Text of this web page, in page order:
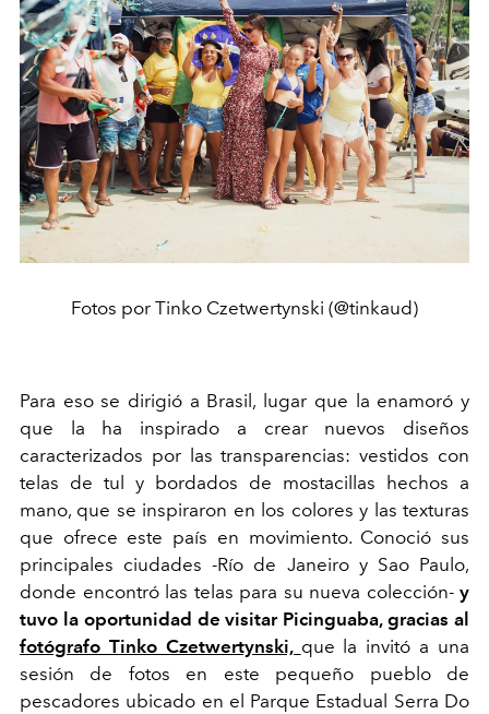
Fotos por Tinko Czetwertynski (@tinkaud)
Para eso se dirigió a Brasil, lugar que la enamoró y
que la ha inspirado a crear nuevos diseños
caracterizados por las transparencias: vestidos con
telas de tul y bordados de mostacillas hechos a
mano, que se inspiraron en los colores y las texturas
que ofrece este país en movimiento. Conoció sus
principales ciudades -Río de Janeiro y Sao Paulo,
donde encontró las telas para su nueva colección- y
tuvo la oportunidad de visitar Picinguaba, gracias al
fotógrafo Tinko Czetwertynski, que la invitó a una
sesión de fotos en este pequeño pueblo de
pescadores ubicado en el Parque Estadual Serra Do